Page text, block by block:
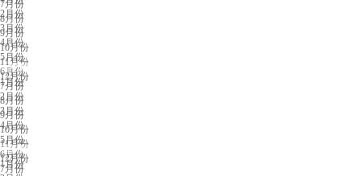
7月份
8月份
9月份
10月份
11月份
12月份
2月份
3月份
4月份
5月份
6月份
7月份
8月份
9月份
10月份
11月份
12月份
合肥展会排期
1月份
2月份
3月份
4月份
5月份
6月份
7月份
福州展会排期
1月份